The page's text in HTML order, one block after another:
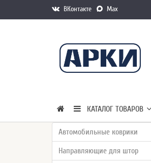
ВКонтакте Max
КАТАЛОГ ТОВАРОВ
Автомобильные коврики
Направляющие для штор